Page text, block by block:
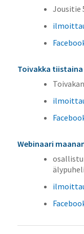
Jousitie
Toivakka tiistaina
Webinaari